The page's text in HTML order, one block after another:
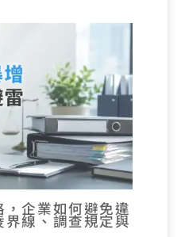
企業如何避免違
線、調查規定與